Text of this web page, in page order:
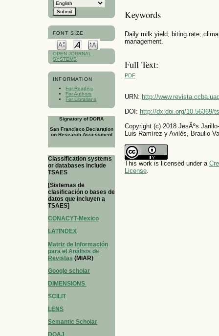
FONT SIZE
OPEN JOURNAL
SYSTEMS
INFORMATION
For Readers
For Authors
For Librarians
Signatory of DORA
San Francisco Declaration
on Research Assessment
Classification systems
or databases include
TSAES
[Sistemas de
clasificación o bases de
datos que incluyen a
TSAES]
CONACYT-Mexico
LATINDEX
Matriz de Información
para el Análisis de
Revistas (MIAR)
Google scholar
DIMENSIONS
SCILIT
LENS
Semantic Scholar
Keywords
Daily milk yield; biting rate;
management.
Full Text:
PDF
URN: http://
DOI: http://dx.doi.org/10.56369/
Copyright (c) 2018 JesÃºs
Luis Ramírez y Avilés, Braulio
This work is licensed under a
License.